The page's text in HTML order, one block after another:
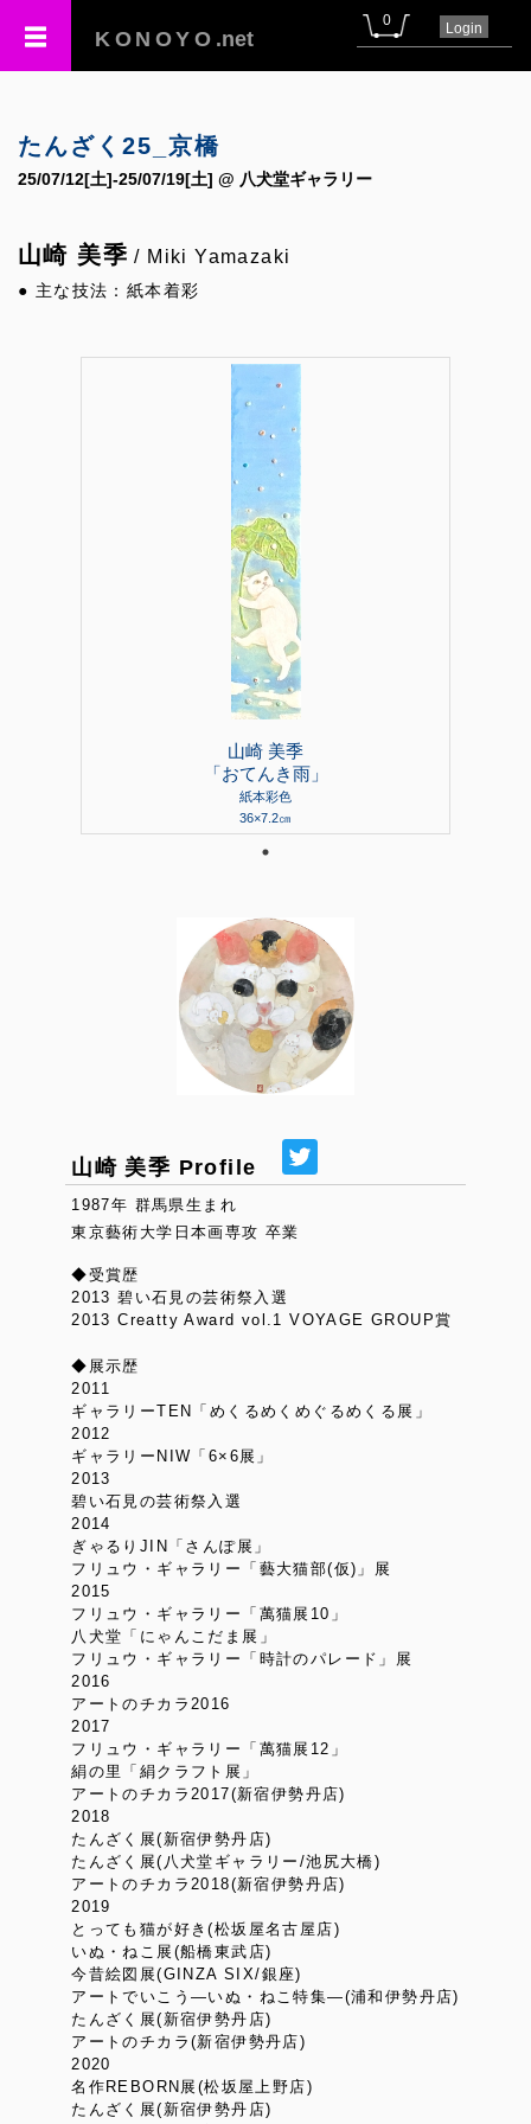
KONOYO .net
0 Login
たんざく25_京橋
25/07/12[土]-25/07/19[土] @ 八犬堂ギャラリー
山崎 美季 / Miki Yamazaki
● 主な技法：紙本着彩
山崎 美季
「おてんき雨」
紙本彩色
36×7.2㎝
山崎 美季 Profile
1987年 群馬県生まれ
東京藝術大学日本画専攻 卒業
◆受賞歴
2013 碧い石見の芸術祭入選
2013 Creatty Award vol.1 VOYAGE GROUP賞
◆展示歴
2011
ギャラリーTEN「めくるめくめぐるめくる展」
2012
ギャラリーNIW「6×6展」
2013
碧い石見の芸術祭入選
2014
ぎゃるりJIN「さんぽ展」
フリュウ・ギャラリー「藝大猫部(仮)」展
2015
フリュウ・ギャラリー「萬猫展10」
八犬堂「にゃんこだま展」
フリュウ・ギャラリー「時計のパレード」展
2016
アートのチカラ2016
2017
フリュウ・ギャラリー「萬猫展12」
絹の里「絹クラフト展」
アートのチカラ2017(新宿伊勢丹店)
2018
たんざく展(新宿伊勢丹店)
たんざく展(八犬堂ギャラリー/池尻大橋)
アートのチカラ2018(新宿伊勢丹店)
2019
とっても猫が好き(松坂屋名古屋店)
いぬ・ねこ展(船橋東武店)
今昔絵図展(GINZA SIX/銀座)
アートでいこう―いぬ・ねこ特集―(浦和伊勢丹店)
たんざく展(新宿伊勢丹店)
アートのチカラ(新宿伊勢丹店)
2020
名作REBORN展(松坂屋上野店)
たんざく展(新宿伊勢丹店)